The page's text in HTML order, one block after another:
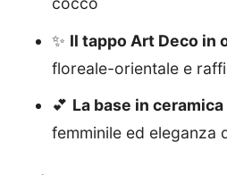
✨ Il tappo Art Deco in
floreale-orientale e
💕 La base in
femminile ed eleganza